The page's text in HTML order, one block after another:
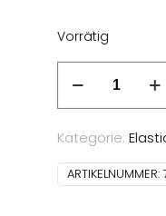
Vorrätig
m
(4017)
Menge
Kategorie:
ARTIKELNUMMER: